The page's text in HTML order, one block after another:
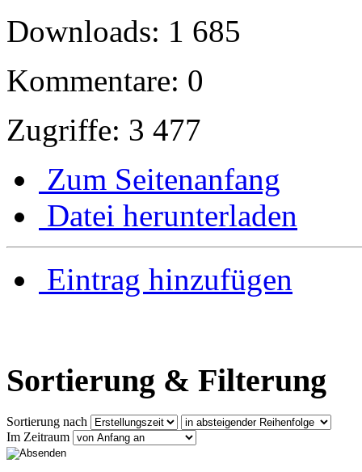
Downloads: 1 685
Kommentare: 0
Zugriffe: 3 477
Zum Seitenanfang
Datei herunterladen
Eintrag hinzufügen
Sortierung & Filterung
Sortierung nach
Im Zeitraum